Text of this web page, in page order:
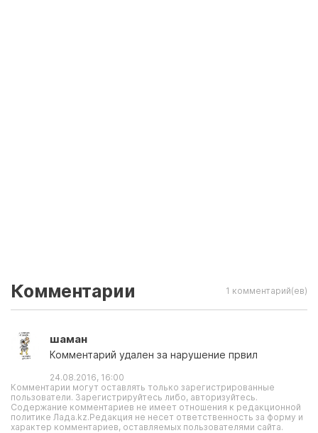
Комментарии 1 комментарий(ев)
шаман
Комментарий удален за нарушение првил
24.08.2016, 16:00
Комментарии могут оставлять только зарегистрированные
пользователи. Зарегистрируйтесь либо, авторизуйтесь.
Содержание комментариев не имеет отношения к редакционной
политике Лада.kz.Редакция не несет ответственность за форму и
характер комментариев, оставляемых пользователями сайта.